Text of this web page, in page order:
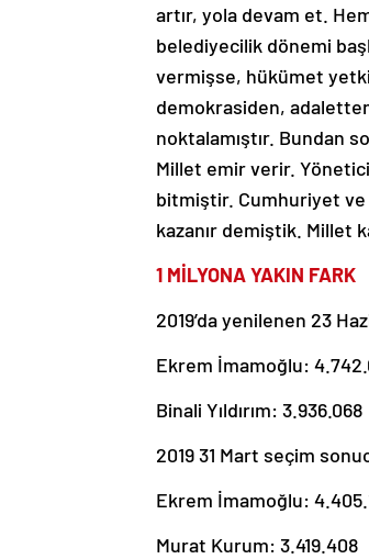
artır, yola devam et.
belediyecilik dönemi
vermişse, hükümet
demokrasiden,
noktalamıştır. Bundan
Millet emir verir.
bitmiştir. Cumhuriyet
kazanır demiştik. Millet
1 MİLYONA YAKIN FARK
2019’da yenilenen 23
Ekrem İmamoğlu:
Binali Yıldırım: 3.936.068
2019 31 Mart seçim
Ekrem İmamoğlu:
Murat Kurum: 3.419.408